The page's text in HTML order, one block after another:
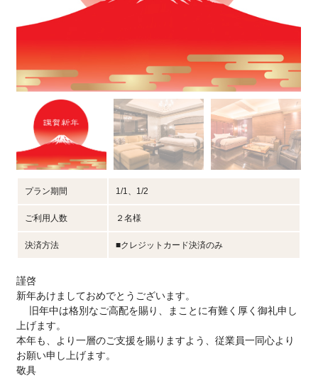
プラン期間 1/1、1/2
ご利用人数 ２名様
決済方法 ■クレジットカード決済のみ
謹啓
新年あけましておめでとうございます。
旧年中は格別なご高配を賜り、まことに有難く厚く御礼申し
上げます。
本年も、より一層のご支援を賜りますよう、従業員一同心より
お願い申し上げます。
敬具